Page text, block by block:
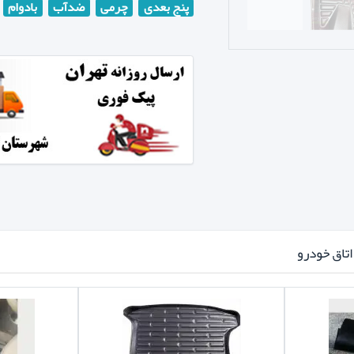
پنج بعدی چرمی ضدآب بادوام
خودرو